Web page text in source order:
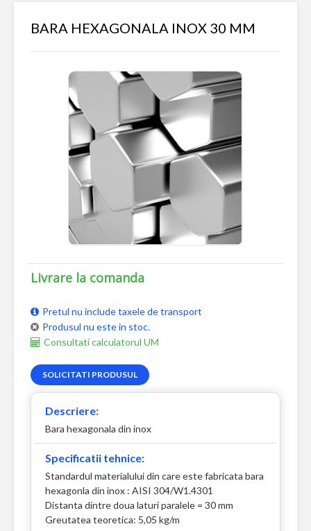
BARA HEXAGONALA INOX 30 MM
Livrare la comanda
Pretul nu include taxele de transport
Produsul nu este in stoc.
Consultati calculatorul UM
SOLICITATI PRODUSUL
Descriere:
Bara hexagonala din inox
Specificatii tehnice:
Standardul materialului din care este fabricata bara
hexagonla din inox : AISI 304/W1.4301
Distanta dintre doua laturi paralele = 30 mm
Greutatea teoretica: 5,05 kg/m